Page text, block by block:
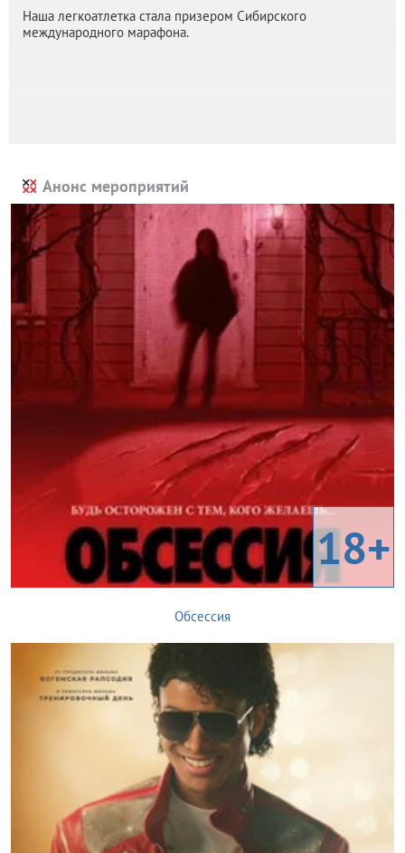
Наша легкоатлетка стала призером Сибирского
международного марафона.
Анонс мероприятий
18+
Обсессия